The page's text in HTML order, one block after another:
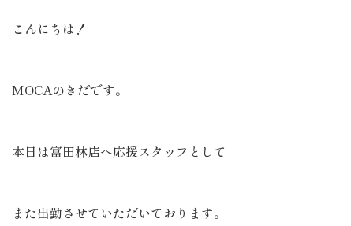
こんにちは！
MOCAのきだです。
本日は富田林店へ応援スタッフとして
また出勤させていただいております。